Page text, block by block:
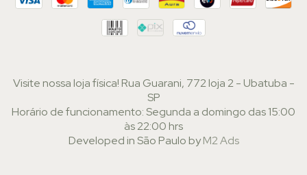
Visite nossa loja física! Rua Guarani, 772 loja 2 - Ubatuba -
SP
Horário de funcionamento: Segunda a domingo das 15:00
às 22:00 hrs
Developed in São Paulo byM2 Ads